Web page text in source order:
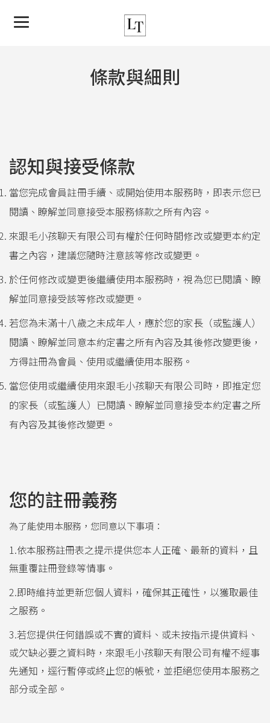
條款與細則
認知與接受條款
當您完成會員註冊手續、或開始使用本服務時，即表示您已
閱讀、瞭解並同意接受本服務條款之所有內容。
來跟毛小孩聊天有限公司有權於任何時間修改或變更本約定
書之內容，建議您隨時注意該等修改或變更。
於任何修改或變更後繼續使用本服務時，視為您已閱讀、瞭
解並同意接受該等修改或變更。
若您為未滿十八歲之未成年人，應於您的家長（或監護人）
閱讀、瞭解並同意本約定書之所有內容及其後修改變更後，
方得註冊為會員、使用或繼續使用本服務。
當您使用或繼續使用來跟毛小孩聊天有限公司時，即推定您
的家長（或監護人）已閱讀、瞭解並同意接受本約定書之所
有內容及其後修改變更。
您的註冊義務
為了能使用本服務，您同意以下事項：
1.依本服務註冊表之提示提供您本人正確、最新的資料，且
無重覆註冊登錄等情事。
2.即時維持並更新您個人資料，確保其正確性，以獲取最佳
之服務。
3.若您提供任何錯誤或不實的資料、或未按指示提供資料、
或欠缺必要之資料時，來跟毛小孩聊天有限公司有權不經事
先通知，逕行暫停或終止您的帳號，並拒絕您使用本服務之
部分或全部。